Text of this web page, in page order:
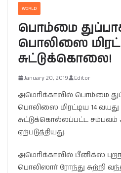
WORLD
பொம்மை
பொலிஸை
சுட்டுக்கொலை!
January 20, 2019 Editor
அமெரிக்காவில் பொம்மை
பொலிஸை மிரட்டிய 14 வயது
சுட்டுக்கொல்லப்பட்ட சம்பவம்
ஏற்படுத்தியது.
அமெரிக்காவில் பீனிக்ஸ்
பொலிஸார் ரோந்து சுற்றி